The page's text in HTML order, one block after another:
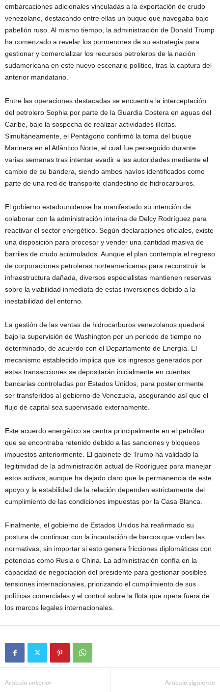
embarcaciones adicionales vinculadas a la exportación de crudo
venezolano, destacando entre ellas un buque que navegaba bajo
pabellón ruso. Al mismo tiempo, la administración de Donald Trump
ha comenzado a revelar los pormenores de su estrategia para
gestionar y comercializar los recursos petroleros de la nación
sudamericana en este nuevo escenario político, tras la captura del
anterior mandatario.
Entre las operaciones destacadas se encuentra la interceptación
del petrolero Sophia por parte de la Guardia Costera en aguas del
Caribe, bajo la sospecha de realizar actividades ilícitas.
Simultáneamente, el Pentágono confirmó la toma del buque
Marinera en el Atlántico Norte, el cual fue perseguido durante
varias semanas tras intentar evadir a las autoridades mediante el
cambio de su bandera, siendo ambos navíos identificados como
parte de una red de transporte clandestino de hidrocarburos.
El gobierno estadounidense ha manifestado su intención de
colaborar con la administración interina de Delcy Rodríguez para
reactivar el sector energético. Según declaraciones oficiales, existe
una disposición para procesar y vender una cantidad masiva de
barriles de crudo acumulados. Aunque el plan contempla el regreso
de corporaciones petroleras norteamericanas para reconstruir la
infraestructura dañada, diversos especialistas mantienen reservas
sobre la viabilidad inmediata de estas inversiones debido a la
inestabilidad del entorno.
La gestión de las ventas de hidrocarburos venezolanos quedará
bajo la supervisión de Washington por un periodo de tiempo no
determinado, de acuerdo con el Departamento de Energía. El
mecanismo establecido implica que los ingresos generados por
estas transacciones se depositarán inicialmente en cuentas
bancarias controladas por Estados Unidos, para posteriormente
ser transferidos al gobierno de Venezuela, asegurando así que el
flujo de capital sea supervisado externamente.
Este acuerdo energético se centra principalmente en el petróleo
que se encontraba retenido debido a las sanciones y bloqueos
impuestos anteriormente. El gabinete de Trump ha validado la
legitimidad de la administración actual de Rodríguez para manejar
estos activos, aunque ha dejado claro que la permanencia de este
apoyo y la estabilidad de la relación dependen estrictamente del
cumplimiento de las condiciones impuestas por la Casa Blanca.
Finalmente, el gobierno de Estados Unidos ha reafirmado su
postura de continuar con la incautación de barcos que violen las
normativas, sin importar si esto genera fricciones diplomáticas con
potencias como Rusia o China. La administración confía en la
capacidad de negociación del presidente para gestionar posibles
tensiones internacionales, priorizando el cumplimiento de sus
políticas comerciales y el control sobre la flota que opera fuera de
los marcos legales internacionales.
Artículo anterior Artículo siguiente